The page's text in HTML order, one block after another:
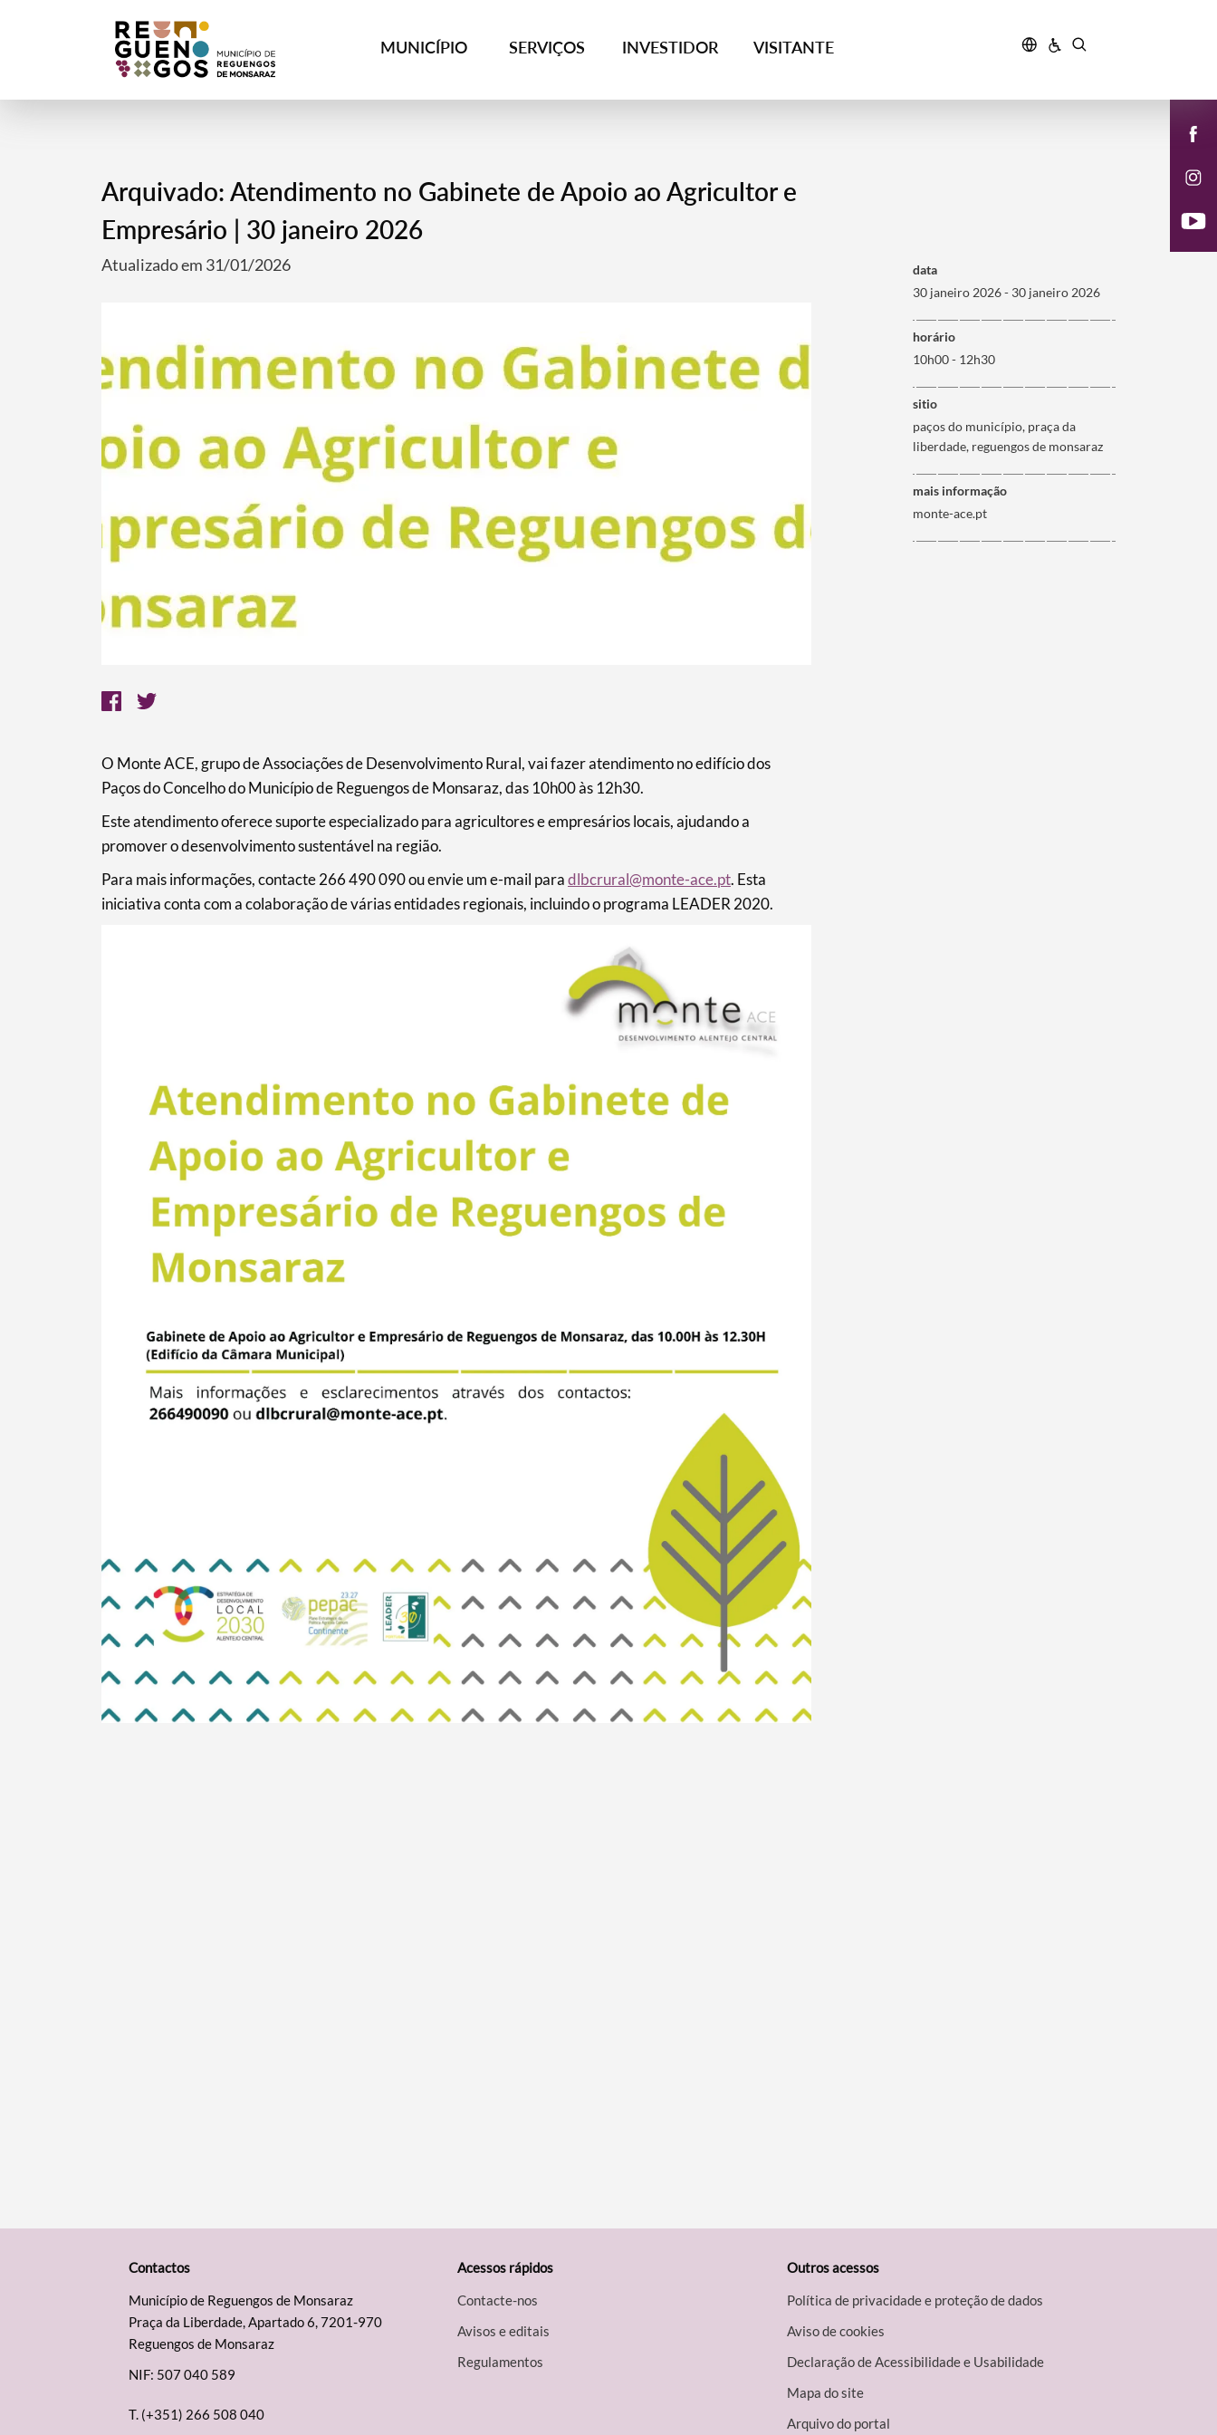
MUNICÍPIO SERVIÇOS INVESTIDOR VISITANTE
Termo de Pesquisa
Filtros
Arquivado: Atendimento no Gabinete de Apoio ao Agricultor e
Empresário | 30 janeiro 2026
Atualizado em 31/01/2026
O Monte ACE, grupo de Associações de Desenvolvimento Rural, vai fazer atendimento no edifício dos
Paços do Concelho do Município de Reguengos de Monsaraz, das 10h00 às 12h30.
Este atendimento oferece suporte especializado para agricultores e empresários locais, ajudando a
promover o desenvolvimento sustentável na região.
Para mais informações, contacte 266 490 090 ou envie um e-mail paradlbcrural@monte-ace.pt. Esta
iniciativa conta com a colaboração de várias entidades regionais, incluindo o programa LEADER 2020.
data
30 janeiro 2026 - 30 janeiro 2026
horário
10h00 - 12h30
sitio
paços do município, praça da
liberdade, reguengos de monsaraz
mais informação
monte-ace.pt
Contactos
Município de Reguengos de Monsaraz
Praça da Liberdade, Apartado 6, 7201-970
Reguengos de Monsaraz
NIF: 507 040 589
T. (+351) 266 508 040
Acessos rápidos
Contacte-nos
Avisos e editais
Regulamentos
Outros acessos
Política de privacidade e proteção de dados
Aviso de cookies
Declaração de Acessibilidade e Usabilidade
Mapa do site
Arquivo do portal